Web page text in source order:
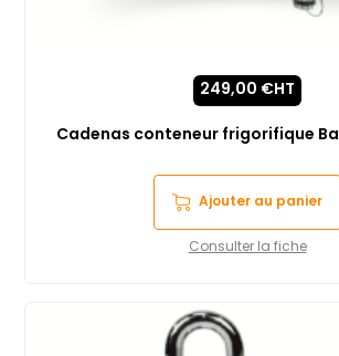
Cadenas conteneur frigorifique
249,00 €HT
Ajouter au panier
Consulter la fiche